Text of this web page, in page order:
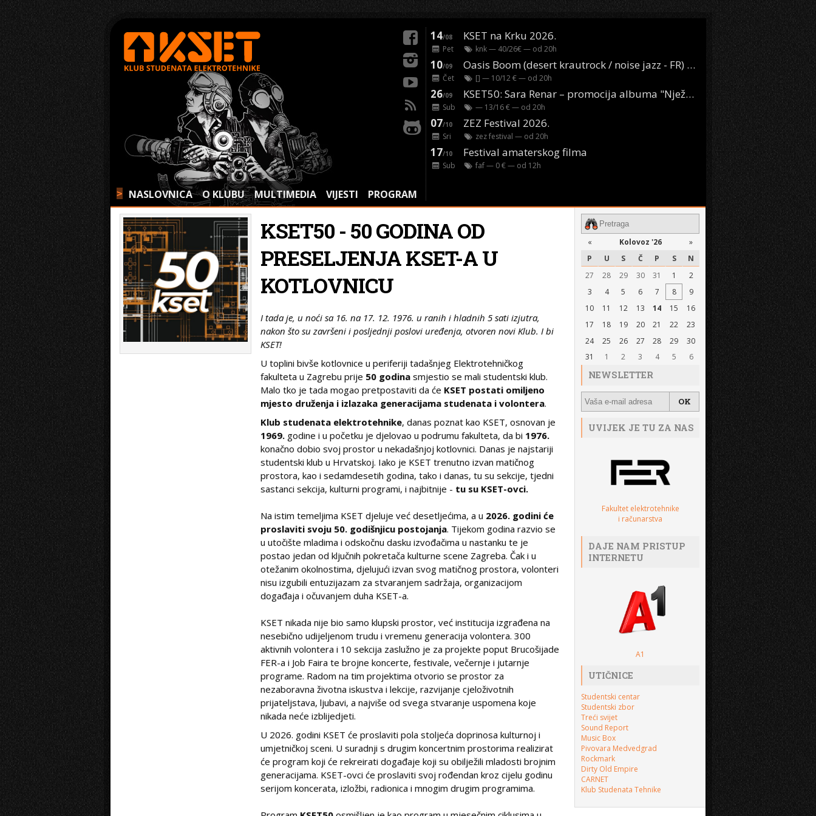
> NASLOVNICA O KLUBU MULTIMEDIA VIJESTI PROGRAM
14/08 KSET na Krku 2026.
Pet knk— 40/26€ — od 20h
10/09 Oasis Boom (desert krautrock / noise jazz - FR) @ KONTEJNER
Čet [] — 10/12 € — od 20h
26/09 KSET50: Sara Renar – promocija albuma "Nježne riječi" @ Močvara
Sub — 13/16 € — od 20h
07/10 ZEZ Festival 2026.
Sri zez festival — od 20h
17/10 Festival amaterskog filma
Sub faf— 0 € — od 12h
KSET50 - 50 GODINA OD
PRESELJENJA KSET-A U
KOTLOVNICU
I tada je, u noći sa 16. na 17. 12. 1976. u ranih i hladnih 5 sati izjutra,
nakon što su završeni i posljednji poslovi uređenja, otvoren novi Klub. I bi
KSET!
U toplini bivše kotlovnice u periferiji tadašnjeg Elektrotehničkog
fakulteta u Zagrebu prije 50 godina smjestio se mali studentski klub.
Malo tko je tada mogao pretpostaviti da će KSET postati omiljeno
mjesto druženja i izlazaka generacijama studenata i volontera.
Klub studenata elektrotehnike, danas poznat kao KSET, osnovan je
1969. godine i u početku je djelovao u podrumu fakulteta, da bi 1976.
konačno dobio svoj prostor u nekadašnjoj kotlovnici. Danas je najstariji
studentski klub u Hrvatskoj. Iako je KSET trenutno izvan matičnog
prostora, kao i sedamdesetih godina, tako i danas, tu su sekcije, tjedni
sastanci sekcija, kulturni programi, i najbitnije - tu su KSET-ovci.
Na istim temeljima KSET djeluje već desetljećima, a u 2026. godini će
proslaviti svoju 50. godišnjicu postojanja. Tijekom godina razvio se
u utočište mladima i odskočnu dasku izvođačima u nastanku te je
postao jedan od ključnih pokretača kulturne scene Zagreba. Čak i u
otežanim okolnostima, djelujući izvan svog matičnog prostora, volonteri
nisu izgubili entuzijazam za stvaranjem sadržaja, organizacijom
događaja i očuvanjem duha KSET-a.
KSET nikada nije bio samo klupski prostor, već institucija izgrađena na
nesebično udijeljenom trudu i vremenu generacija volontera. 300
aktivnih volontera i 10 sekcija zaslužno je za projekte poput Brucošijade
FER-a i Job Faira te brojne koncerte, festivale, večernje i jutarnje
programe. Radom na tim projektima otvorio se prostor za
nezaboravna životna iskustva i lekcije, razvijanje cjeloživotnih
prijateljstava, ljubavi, a najviše od svega stvaranje uspomena koje
nikada neće izblijedjeti.
U 2026. godini KSET će proslaviti pola stoljeća doprinosa kulturnoj i
umjetničkoj sceni. U suradnji s drugim koncertnim prostorima realizirat
će program koji će rekreirati događaje koji su obilježili mladosti brojnim
generacijama. KSET-ovci će proslaviti svoj rođendan kroz cijelu godinu
serijom koncerata, izložbi, radionica i mnogim drugim programima.
« Kolovoz '26
»
P
U S Č P S
N
27
28 29 30 31 1
2
3
4 5 6 7 8
9
10
11 12 13 14 15
16
17
18 19 20 21 22
23
24
25 26 27 28 29
30
31
1 2 3 4 5 6
NEWSLETTER
UVIJEK JE TU ZA NAS
Fakultet elektrotehnike
i računarstva
DAJE NAM PRISTUP
INTERNETU
A1
UTIČNICE
Studentski centar
Studentski zbor
Treći svijet
Sound Report
Music Box
Pivovara Medvedgrad
Rockmark
Dirty Old Empire
CARNET
Klub Studenata Tehnike